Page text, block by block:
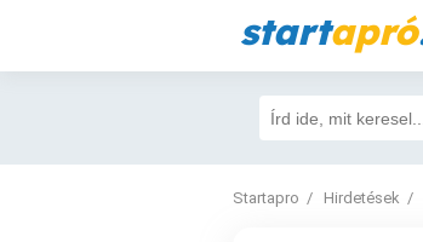
startapró
Startapro Hirdetések